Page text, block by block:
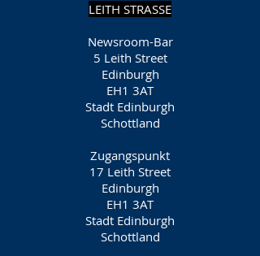
LEITH STRASSE
Newsroom-Bar
5 Leith Street
Edinburgh
EH1 3AT
Stadt Edinburgh
Schottland
Zugangspunkt
17 Leith Street
Edinburgh
EH1 3AT
Stadt Edinburgh
Schottland